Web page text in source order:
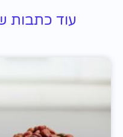
עוד כתבות